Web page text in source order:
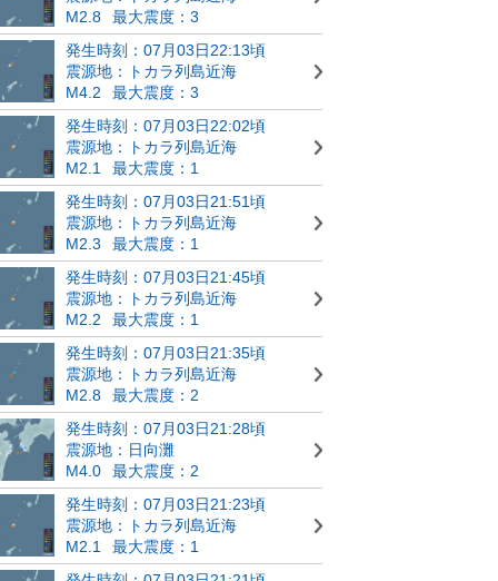
M2.8
最大震度：3
発生時刻：07月03日22:13頃
震源地：トカラ列島近海
M4.2
最大震度：3
発生時刻：07月03日22:02頃
震源地：トカラ列島近海
M2.1
最大震度：1
発生時刻：07月03日21:51頃
震源地：トカラ列島近海
M2.3
最大震度：1
発生時刻：07月03日21:45頃
震源地：トカラ列島近海
M2.2
最大震度：1
発生時刻：07月03日21:35頃
震源地：トカラ列島近海
M2.8
最大震度：2
発生時刻：07月03日21:28頃
震源地：日向灘
M4.0
最大震度：2
発生時刻：07月03日21:23頃
震源地：トカラ列島近海
M2.1
最大震度：1